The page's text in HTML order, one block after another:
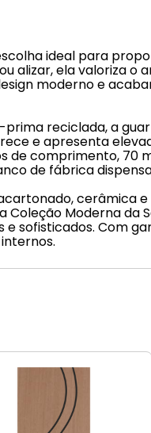
ideal para
alizar, ela valoriza
moderno e
reciclada, a
e apresenta
de comprimento, 70
de fábrica
cerâmica
Moderna da
Com